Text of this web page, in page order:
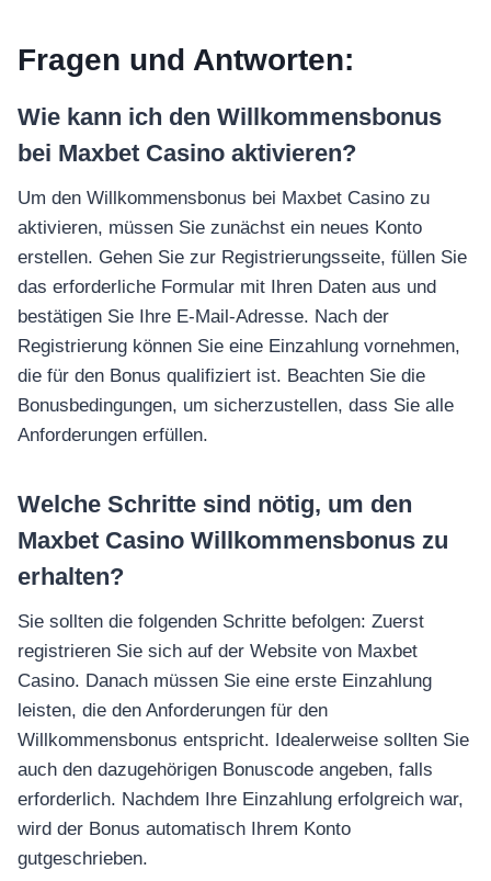
Fragen und Antworten:
Wie kann ich den Willkommensbonus
bei Maxbet Casino aktivieren?
Um den Willkommensbonus bei Maxbet Casino zu
aktivieren, müssen Sie zunächst ein neues Konto
erstellen. Gehen Sie zur Registrierungsseite, füllen Sie
das erforderliche Formular mit Ihren Daten aus und
bestätigen Sie Ihre E-Mail-Adresse. Nach der
Registrierung können Sie eine Einzahlung vornehmen,
die für den Bonus qualifiziert ist. Beachten Sie die
Bonusbedingungen, um sicherzustellen, dass Sie alle
Anforderungen erfüllen.
Welche Schritte sind nötig, um den
Maxbet Casino Willkommensbonus zu
erhalten?
Sie sollten die folgenden Schritte befolgen: Zuerst
registrieren Sie sich auf der Website von Maxbet
Casino. Danach müssen Sie eine erste Einzahlung
leisten, die den Anforderungen für den
Willkommensbonus entspricht. Idealerweise sollten Sie
auch den dazugehörigen Bonuscode angeben, falls
erforderlich. Nachdem Ihre Einzahlung erfolgreich war,
wird der Bonus automatisch Ihrem Konto
gutgeschrieben.